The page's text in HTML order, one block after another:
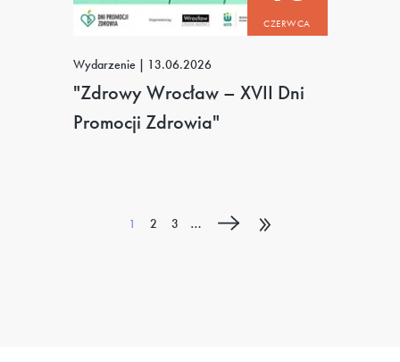
CZERWCA
Wydarzenie | 13.06.2026
"Zdrowy Wrocław – XVII Dni
Promocji Zdrowia"
Bieżąca
1 Strona
2 Strona
3 … »